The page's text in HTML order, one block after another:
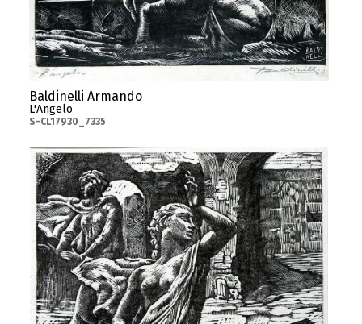
Baldinelli Armando
L'Angelo
S-CL17930_7335